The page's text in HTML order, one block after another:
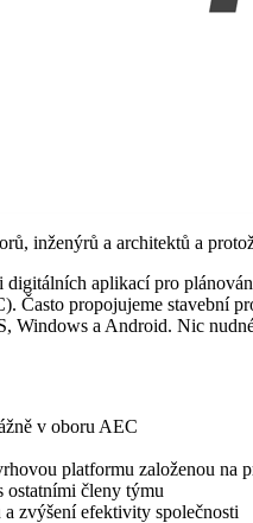
inženýrů a architektů a
aplikací pro
Často propojujeme stavební
Windows a Android. Nic
v oboru AEC
platformu založenou na
členy týmu
zvýšení efektivity společnosti